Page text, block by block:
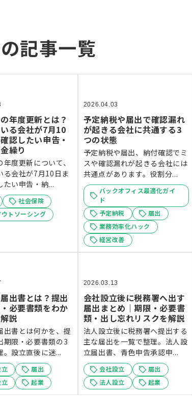
記事一覧
年度更新とは？
る会社が7月10
認したい申告・
繰り
度更新について、
る会社が7月10日ま
たい申告・納...
社会保険
トソーシング
2026.04.03
予定納税や届出で確認漏れ
が起きる会社に共通する3
つの状態
予定納税や届出、納付確認でミ
スや確認漏れが起きる会社には
共通点があります。役割分...
バックオフィス最適化ガイ
ド
予定納税
届出
業務効率化ハック
経営改善
出書とは？提出
必要書類をわか
説
出書とは何かを、提
期限・必要書類の3
。設立直後に迷...
届出
起業
2026.03.13
会社設立後に税務署へ出す
届出まとめ｜期限・必要書
類・出し忘れリスクを解説
法人設立後に税務署へ提出する
主な届出を一覧で整理。法人設
立届出書、青色申告承認申...
会社設立
届出
法人設立
起業